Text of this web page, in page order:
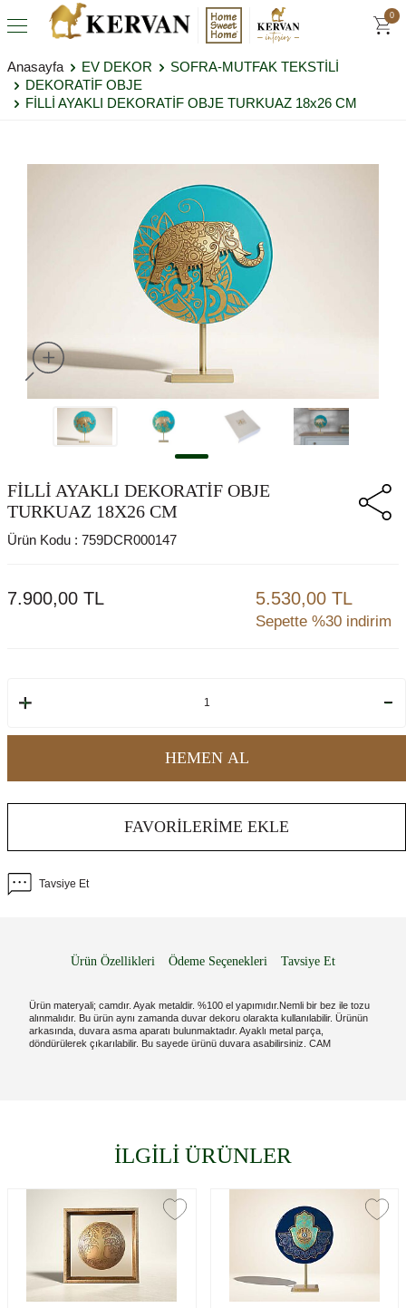
0
Anasayfa EV DEKOR
SOFRA-MUTFAK TEKSTİLİ
DEKORATİF OBJE
FİLLİ AYAKLI DEKORATİF OBJE TURKUAZ 18x26 CM
FİLLİ AYAKLI DEKORATİF OBJE
TURKUAZ 18X26 CM
Ürün Kodu : 759DCR000147
7.900,00 TL 5.530,00 TL
Sepette %30 indirim
HEMEN AL
FAVORILERIME EKLE
Tavsiye Et
Ürün Özellikleri Ödeme Seçenekleri Tavsiye Et
Ürün materyali; camdır. Ayak metaldir. %100 el yapımıdır.Nemli bir bez ile tozu
alınmalıdır. Bu ürün aynı zamanda duvar dekoru olarakta kullanılabilir. Ürünün
arkasında, duvara asma aparatı bulunmaktadır. Ayaklı metal parça,
döndürülerek çıkarılabilir. Bu sayede ürünü duvara asabilirsiniz. CAM
İLGİLİ ÜRÜNLER